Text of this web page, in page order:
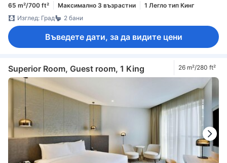
65 m²/700 ft² Максимално 3 възрастни
1 Легло тип Кинг
Изглед: Град
2 бани
Въведете дати, за да видите цени
Superior Room, Guest room, 1 King 26 m²/280 ft²